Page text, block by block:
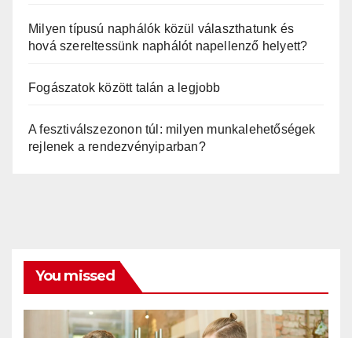
Milyen típusú naphálók közül választhatunk és
hová szereltessünk naphálót napellenző helyett?
Fogászatok között talán a legjobb
A fesztiválszezonon túl: milyen munkalehetőségek
rejlenek a rendezvényiparban?
You missed